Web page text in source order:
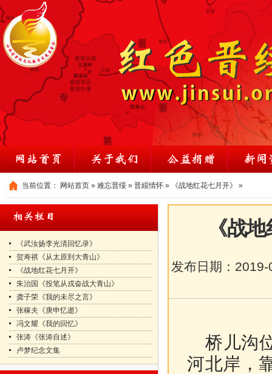
当前位置： 网站首页 » 难忘晋绥 » 晋綏情怀 » 《战地红花七月开》 »
《武汝扬李光清回忆录》
贺寿祺《从太原到大青山》
《战地红花七月开》
朱治国《投笔从戎奋战大青山》
龚子荣《我的未尽之言》
张稼夫《庚申忆逝》
冯文耀《我的回忆》
张涛《张涛自述》
卢梦纪念文集
《战
发布日期： 2019-
桥儿沟
河北岸，